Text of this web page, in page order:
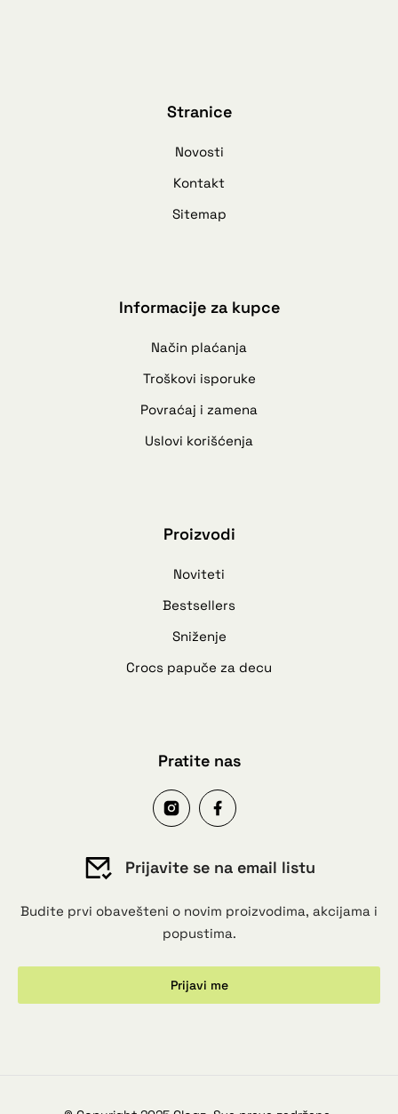
Stranice
Novosti
Kontakt
Sitemap
Informacije za kupce
Način plaćanja
Troškovi isporuke
Povraćaj i zamena
Uslovi korišćenja
Proizvodi
Noviteti
Bestsellers
Sniženje
Crocs papuče za decu
Pratite nas
Prijavite se na email listu
Budite prvi obavešteni o novim proizvodima, akcijama i
popustima.
Prijavi me